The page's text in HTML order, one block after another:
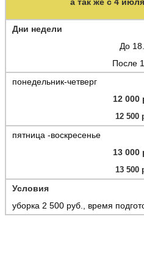
а так же с 4
Дни недели
До
После
понедельник-четверг
12 000
12 500
пятница -воскресенье
13 000
13 500
Условия
уборка 2 500 руб., время